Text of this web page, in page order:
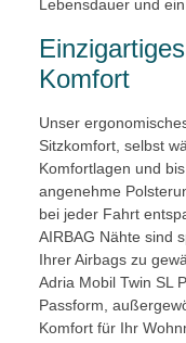
Lebensdauer und
Komfort
Unser
Sitzkomfort, selbst
Komfortlagen und
angenehme
bei jeder Fahrt
AIRBAG Nähte sind
Ihrer Airbags zu
Adria Mobil Twin SL
Passform,
Komfort für Ihr